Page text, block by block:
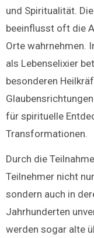
und Spiritualität.
beeinflusst oft die
Orte wahrnehmen.
als Lebenselixier
besonderen
für spirituelle
Transformationen.
Durch die
Teilnehmer nicht
sondern auch in
Jahrhunderten
werden sogar alte